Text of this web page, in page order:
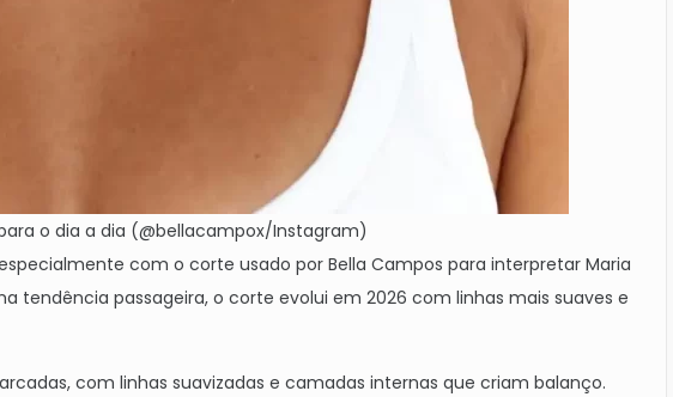
o dia a dia (@bellacampox/Instagram)
com o corte usado por Bella Campos para interpretar Maria
tendência passageira, o corte evolui em 2026 com linhas mais suaves e
com linhas suavizadas e camadas internas que criam balanço.